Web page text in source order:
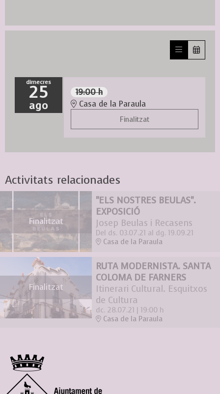
dimecres
25
ago
19:00 h
Casa de la Paraula
Finalitzat
Activitats relacionades
Finalitzat
"ELS NOSTRES BEULAS".
EXPOSICIÓ
Josep Beulas i Recasens
Del ds. 03.07.21 al dg. 19.09.21
Casa de la Paraula
Finalitzat
RUTA MODERNISTA. SANTA
COLOMA DE FARNERS
Itinerari Cultural. Esquitxos
de Cultura
dc. 28.07.21
19:00 h
Casa de la Paraula